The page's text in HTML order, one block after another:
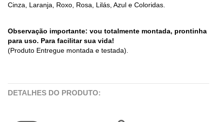
Cinza, Laranja, Roxo, Rosa, Lilás, Azul e Coloridas.
Observação importante: vou totalmente montada, prontinha
para uso. Para facilitar sua vida!
(Produto Entregue montada e testada).
DETALHES DO PRODUTO: